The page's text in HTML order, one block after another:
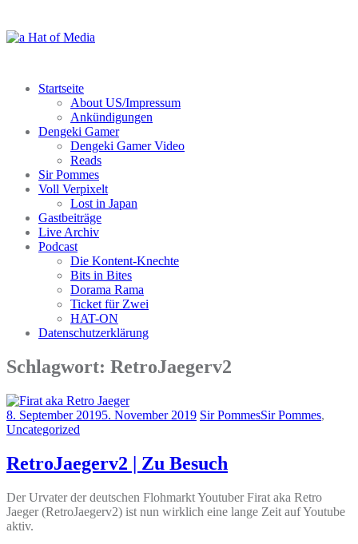
springen
Startseite
About US/Impressum
Ankündigungen
Dengeki Gamer
Dengeki Gamer Video
Reads
Sir Pommes
Voll Verpixelt
Lost in Japan
Gastbeiträge
Live Archiv
Podcast
Die Kontent-Knechte
Bits in Bites
Dorama Rama
Ticket für Zwei
HAT-ON
Datenschutzerklärung
Schlagwort: RetroJaegerv2
8. September 20195. November 2019 Sir PommesSir Pommes,
Uncategorized
RetroJaegerv2 | Zu Besuch
Der Urvater der deutschen Flohmarkt Youtuber Firat aka Retro
Jaeger (RetroJaegerv2) ist nun wirklich eine lange Zeit auf Youtube
aktiv.